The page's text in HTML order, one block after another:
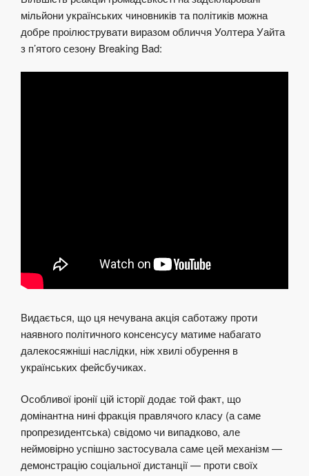
мільйони українських чиновників та політиків можна
добре проілюструвати виразом обличчя Уолтера Уайта
з п’ятого сезону Breaking Bad:
Видається, що ця нечувана акція саботажу проти
наявного політичного консенсусу матиме набагато
далекосяжніші наслідки, ніж хвилі обурення в
українських фейсбучиках.
Особливої іронії цій історії додає той факт, що
домінантна нині фракція правлячого класу (а саме
пропрезидентська) свідомо чи випадково, але
неймовірно успішно застосувала саме цей механізм —
демонстрацію соціальної дистанції — проти своїх